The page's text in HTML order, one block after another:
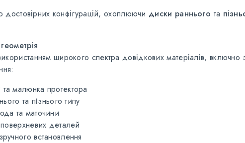
достовірних конфігурацій, охоплюючи диски раннього та
широкого спектра довідкових матеріалів, включно
малюнка протектора
та пізнього типу
та маточини
деталей
встановлення